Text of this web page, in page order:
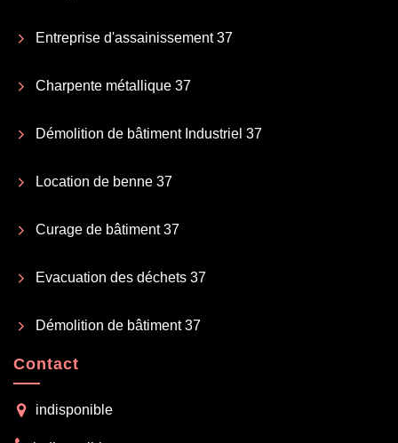
Entreprise d'assainissement 37
Charpente métallique 37
Démolition de bâtiment Industriel 37
Location de benne 37
Curage de bâtiment 37
Evacuation des déchets 37
Démolition de bâtiment 37
Contact
indisponible